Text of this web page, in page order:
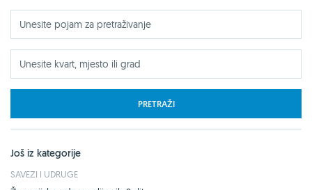
PRETRAŽI
Još iz kategorije
SAVEZI I UDRUGE